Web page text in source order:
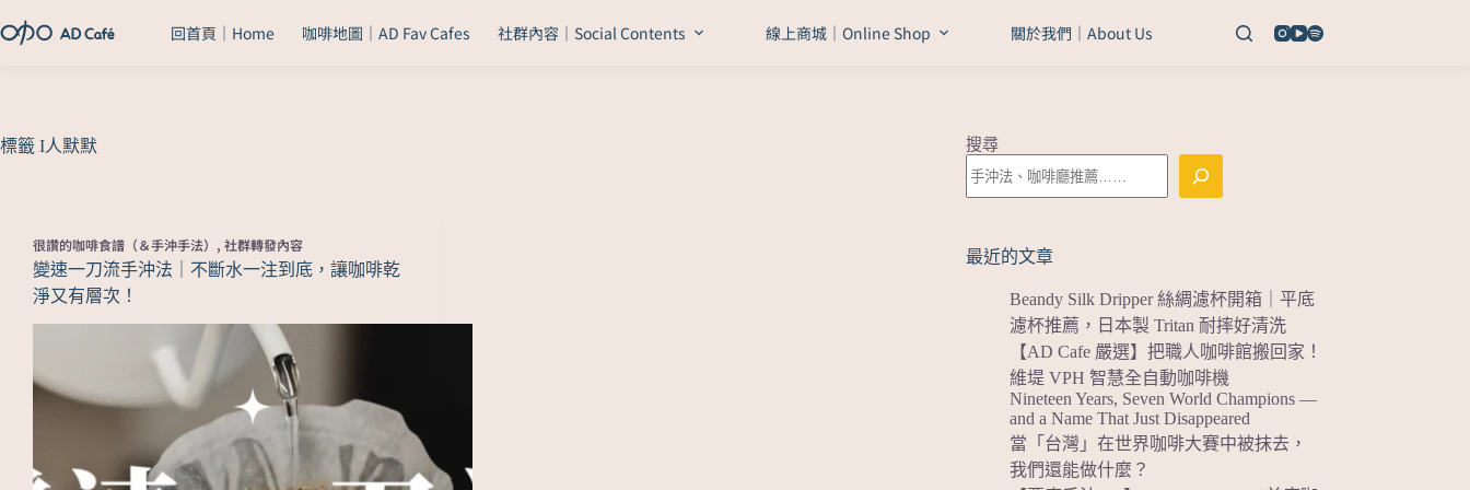
回首頁｜Home 咖啡地圖｜AD Fav Cafes 社群內容｜Social Contents 線上商城｜Online Shop 關於我們｜About Us
標籤 I人默默
很讚的咖啡食譜（＆手沖手法） , 社群轉發內容
變速一刀流手沖法｜不斷水一注到底，讓咖啡乾
淨又有層次！
搜尋
最近的文章
Beandy Silk Dripper 絲綢濾杯開箱｜平底
濾杯推薦，日本製 Tritan 耐摔好清洗
【AD Cafe 嚴選】把職人咖啡館搬回家！
維堤 VPH 智慧全自動咖啡機
Nineteen Years, Seven World Champions —
and a Name That Just Disappeared
當「台灣」在世界咖啡大賽中被抹去，
我們還能做什麼？